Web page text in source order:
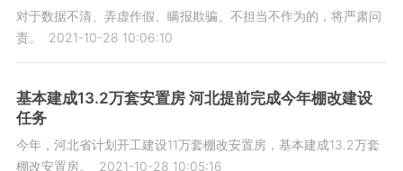
对于数据不清、弄虚作假、瞒报欺骗、不担当不作为的，将严肃问
责。
2021-10-28 10:06:10
基本建成13.2万套安置房 河北提前完成今年棚改建设
任务
今年，河北省计划开工建设11万套棚改安置房，基本建成13.2万套
棚改安置房。
2021-10-28 10:05:16